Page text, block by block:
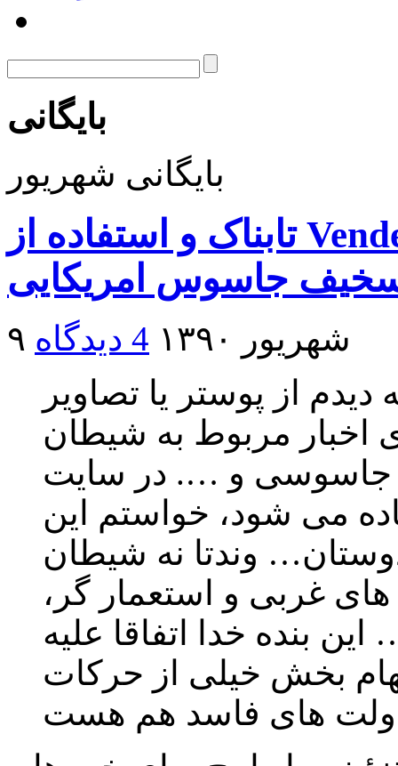
بایگانی
بایگانی شهریور
تابناک و استفاده از Vendetta برای نشان دادن چهره
۹ شهریور ۱۳۹۰
4 دیدگاه
از پوستر یا تصاویر
اخبار مربوط به شیطان
جاسوسی و …. در سایت
می شود، خواستم این
وندتا نه شیطان
غربی و استعمار گر،
بنده خدا اتفاقا علیه
بخش خیلی از حرکات